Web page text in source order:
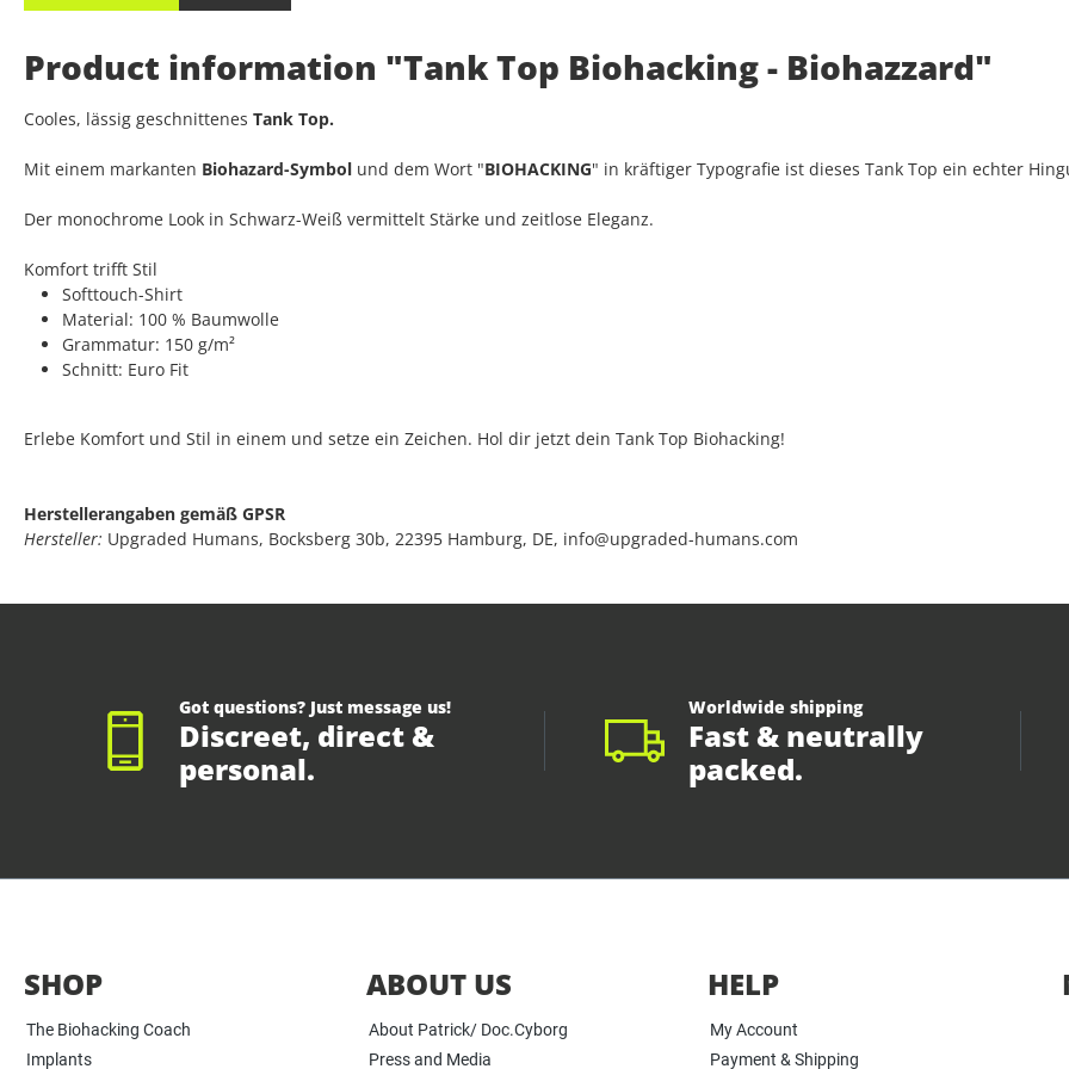
Product information "Tank Top Biohacking - Biohazzard"
Cooles, lässig geschnittenes Tank Top.
Mit einem markanten Biohazard-Symbol und dem Wort "BIOHACKING" in kräftiger Typografie ist dieses Tank Top ein echter
Der monochrome Look in Schwarz-Weiß vermittelt Stärke und zeitlose Eleganz.
Komfort trifft Stil
Softtouch-Shirt
Material: 100 % Baumwolle
Grammatur: 150 g/m²
Schnitt: Euro Fit
Erlebe Komfort und Stil in einem und setze ein Zeichen. Hol dir jetzt dein Tank Top Biohacking!
Herstellerangaben gemäß GPSR
Hersteller: Upgraded Humans, Bocksberg 30b, 22395 Hamburg, DE, info@upgraded-humans.com
Got questions? Just message us!
Discreet, direct &
personal.
Worldwide shipping
Fast & neutrally
packed.
SHOP
The Biohacking Coach
Implants
ABOUT US
About Patrick/ Doc.Cyborg
Press and Media
HELP
My Account
Payment & Shipping